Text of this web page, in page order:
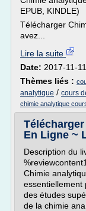
EPUB, KINDLE)
Télécharger
avez...
Lire la suite
Date: 2017-11-
Thèmes liés :
analytique / cours
chimie analytique
En Ligne ~
Description du
Chimie
essentiellement
des études
de la chimie